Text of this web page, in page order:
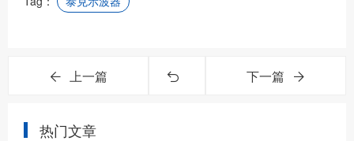
上一篇 下一篇
热门文章